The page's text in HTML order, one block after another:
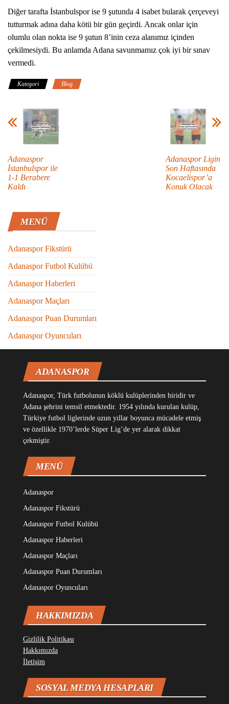
Diğer tarafta İstanbulspor ise 9 şutunda 4 isabet bularak çerçeveyi
tutturmak adına daha kötü bir gün geçirdi. Ancak onlar için
olumlu olan nokta ise 9 şutun 8’inin ceza alanımız içinden
çekilmesiydi. Bu anlamda Adana savunmamız çok iyi bir sınav
vermedi.
Kategori Blog
Adanaspor
İstanbulspor ile
1-1 Berabere
Kaldı
Adanaspor Ligin
Son Haftasında
Kocaelispor’a
Konuk Olacak
MENÜ
Adanaspor Fikstürü
Adanaspor Futbol Kulübü
Adanaspor Haberleri
Adanaspor Maçları
Adanaspor Puan Durumları
Adanaspor Oyuncuları
ADANASPOR
Adanaspor, Türk futbolunun köklü kulüplerinden biridir ve
Adana şehrini temsil etmektedir. 1954 yılında kurulan kulüp,
Türkiye futbol liglerinde uzun yıllar boyunca mücadele etmiş
ve özellikle 1970’lerde Süper Lig’de yer alarak dikkat
çekmiştir.
MENÜ
Adanaspor
Adanaspor Fikstürü
Adanaspor Futbol Kulübü
Adanaspor Haberleri
Adanaspor Maçları
Adanaspor Puan Durumları
Adanaspor Oyuncuları
HAKKIMIZDA
Gizlilik Politikası
Hakkımızda
İletişim
SOSYAL MEDYA HESAPLARI